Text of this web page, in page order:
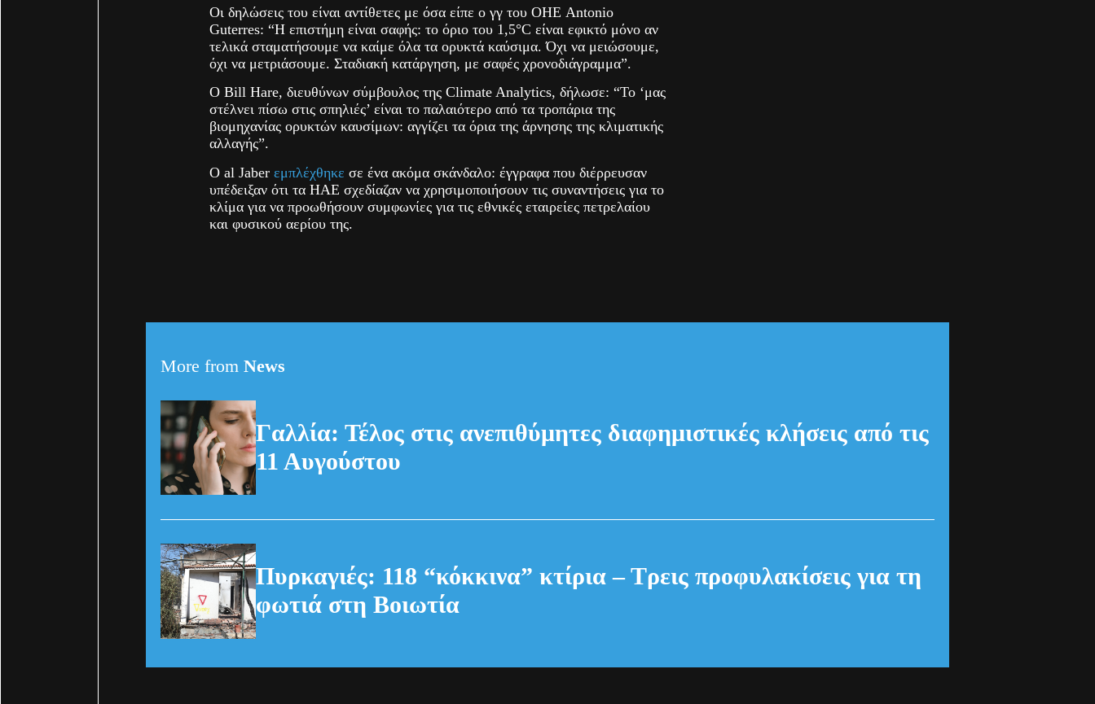
Οι δηλώσεις του είναι αντίθετες με όσα είπε ο γγ του ΟΗΕ Antonio
Guterres: “Η επιστήμη είναι σαφής: το όριο του 1,5°C είναι εφικτό μόνο αν
τελικά σταματήσουμε να καίμε όλα τα ορυκτά καύσιμα. Όχι να μειώσουμε,
όχι να μετριάσουμε. Σταδιακή κατάργηση, με σαφές χρονοδιάγραμμα”.
Ο Bill Hare, διευθύνων σύμβουλος της Climate Analytics, δήλωσε: “Το ‘μας
στέλνει πίσω στις σπηλιές’ είναι το παλαιότερο από τα τροπάρια της
βιομηχανίας ορυκτών καυσίμων: αγγίζει τα όρια της άρνησης της κλιματικής
αλλαγής”.
Ο al Jaberεμπλέχθηκε σε ένα ακόμα σκάνδαλο: έγγραφα που διέρρευσαν
υπέδειξαν ότι τα ΗΑΕ σχεδίαζαν να χρησιμοποιήσουν τις συναντήσεις για το
κλίμα για να προωθήσουν συμφωνίες για τις εθνικές εταιρείες πετρελαίου
και φυσικού αερίου της.
διαφημιστικές